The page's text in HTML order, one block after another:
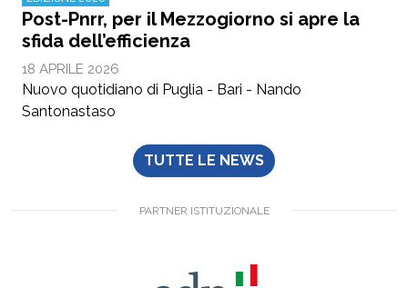
Post-Pnrr, per il Mezzogiorno si apre la
sfida dell’efficienza
18 APRILE 2026
Nuovo quotidiano di Puglia - Bari - Nando
Santonastaso
TUTTE LE NEWS
PARTNER ISTITUZIONALE